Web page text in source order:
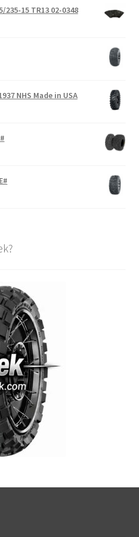
15 TR13 02-0348
NHS Made in USA